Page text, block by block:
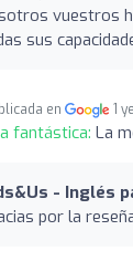
vuestros
sus
en 1
fantástica: La
- Inglés
por la